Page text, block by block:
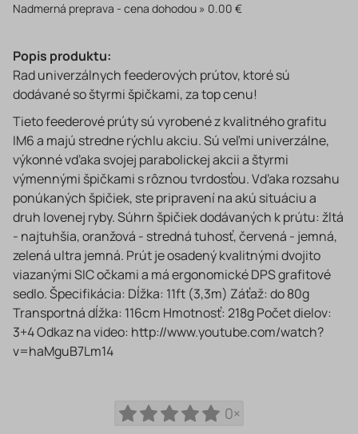
Nadmerná preprava - cena dohodou 0.00 €
Popis produktu:
Rad univerzálnych feederových prútov, ktoré sú
dodávané so štyrmi špičkami, za top cenu!
Tieto feederové prúty sú vyrobené z kvalitného grafitu
IM6 a majú stredne rýchlu akciu. Sú veľmi univerzálne,
výkonné vďaka svojej parabolickej akcii a štyrmi
výmennými špičkami s rôznou tvrdosťou. Vďaka rozsahu
ponúkaných špičiek, ste pripravení na akú situáciu a
druh lovenej ryby. Súhrn špičiek dodávaných k prútu: žltá
- najtuhšia, oranžová - stredná tuhosť, červená - jemná,
zelená ultra jemná. Prút je osadený kvalitnými dvojito
viazanými SIC očkami a má ergonomické DPS grafitové
sedlo. Špecifikácia: Dĺžka: 11ft (3,3m) Záťaž: do 80g
Transportná dĺžka: 116cm Hmotnosť: 218g Počet dielov:
3+4 Odkaz na video: http://www.youtube.com/watch?
v=haMguB7Lm14
0×